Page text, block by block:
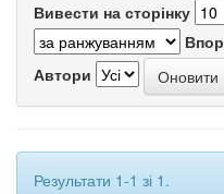
Вивести на сторінку
Автори
Результати 1-1 зі 1.